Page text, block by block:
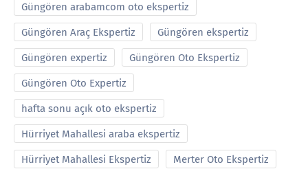
Güngören arabamcom oto ekspertiz
Güngören Araç Ekspertiz Güngören ekspertiz
Güngören expertiz Güngören Oto Ekspertiz
Güngören Oto Expertiz
hafta sonu açık oto ekspertiz
Hürriyet Mahallesi araba ekspertiz
Hürriyet Mahallesi Ekspertiz Merter Oto Ekspertiz